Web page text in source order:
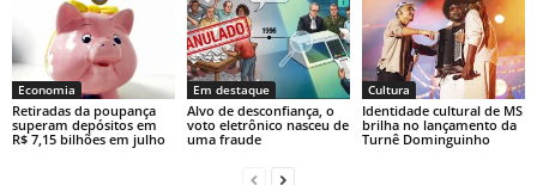
Economia
Retiradas da poupança
superam depósitos em
R$ 7,15 bilhões em julho
Em destaque
Alvo de desconfiança, o
voto eletrônico nasceu de
uma fraude
Cultura
Identidade cultural de MS
brilha no lançamento da
Turnê Dominguinho